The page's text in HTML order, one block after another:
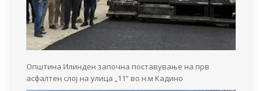
Општина Илинден започна поставување на прв
асфалтен слој на улица „11“ во н.м Кадино